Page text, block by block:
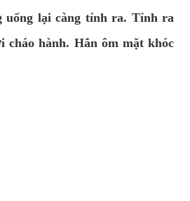
uống lại càng tỉnh ra. Tỉnh ra
cháo hành. Hắn ôm mặt khóc